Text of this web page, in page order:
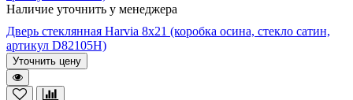
Наличие уточнить у менеджера
Дверь стеклянная Harvia 8х21 (коробка осина, стекло сатин,
артикул D82105H)
Уточнить цену